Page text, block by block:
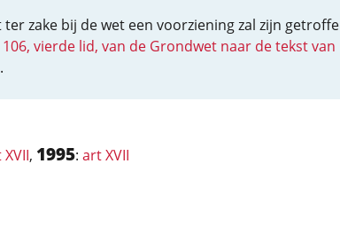
ter zake bij de wet een voorziening zal zijn
vierde lid, van de Grondwet naar de tekst van
, 1995: art XVII